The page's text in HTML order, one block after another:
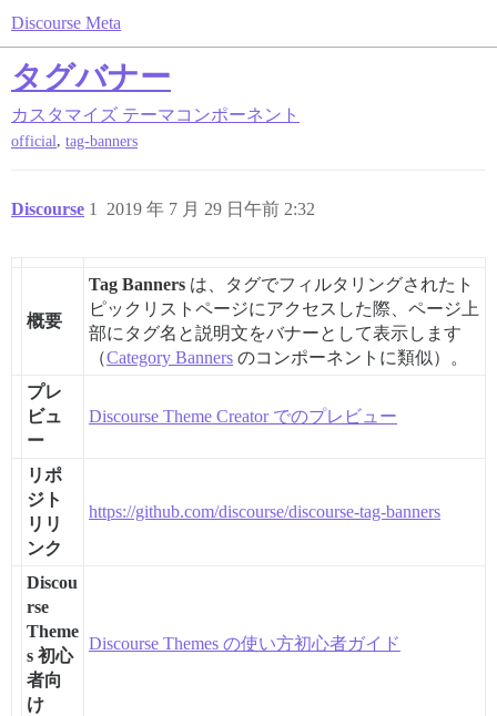
Discourse Meta
タグバナー
カスタマイズ テーマコンポーネント
official, tag-banners
Discourse 2019 年 7 月 29 日午前 2:32
1
概要
Tag Banners は、タグでフィルタリングされたト
ピックリストページにアクセスした際、ページ上
部にタグ名と説明文をバナーとして表示します
（Category Banners のコンポーネントに類似）。
プレ
ビュ
ー
Discourse Theme Creator でのプレビュー
リポ
ジト
リリ
ンク
https://github.com/discourse/discourse-tag-banners
Discou
rse
Theme
s 初心
者向
け
Discourse Themes の使い方初心者ガイド